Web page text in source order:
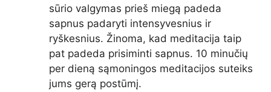
sūrio valgymas prieš miegą padeda
sapnus padaryti intensyvesnius ir
ryškesnius. Žinoma, kad meditacija taip
pat padeda prisiminti sapnus. 10 minučių
per dieną sąmoningos meditacijos suteiks
jums gerą postūmį.